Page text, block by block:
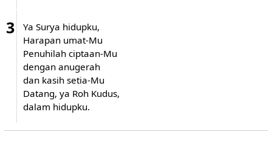
3
Ya Surya hidupku,
Harapan umat-Mu
Penuhilah ciptaan-Mu
dengan anugerah
dan kasih setia-Mu
Datang, ya Roh Kudus,
dalam hidupku.